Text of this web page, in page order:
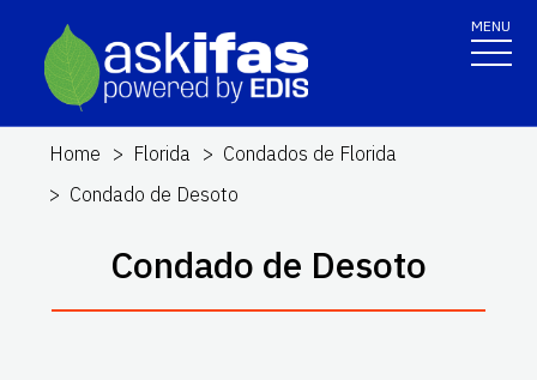
MENU
Home Florida
Condados de Florida
Condado de Desoto
Condado de Desoto